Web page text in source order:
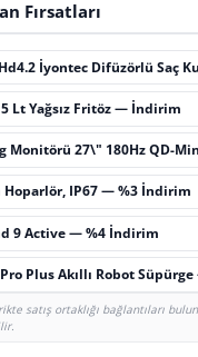
Fırsatları
Hd4.2 İyontec Difüzörlü Saç
Lt Yağsız Fritöz — İndirim
Monitörü 27\" 180Hz QD-
Hoparlör, IP67 — %3 İndirim
9 Active — %4 İndirim
Plus Akıllı Robot
satış ortaklığı bağlantıları